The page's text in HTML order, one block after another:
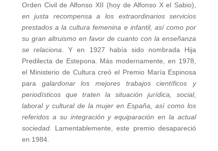
Orden Civil de Alfonso XII (hoy de Alfonso X el Sabio),
en justa recompensa a los extraordinarios servicios
prestados a la cultura femenina e infantil, así como por
su gran altruismo en favor de cuanto con la enseñanza
se relaciona . Y en 1927 había sido nombrada Hija
Predilecta de Estepona. Más modernamente, en 1978,
el Ministerio de Cultura creó el Premio María Espinosa
para galardonar los mejores trabajos científicos y
periodísticos que traten la situación jurídica, social,
laboral y cultural de la mujer en España, así como los
referidos a su integración y equiparación en la actual
sociedad. Lamentablemente, este premio desapareció
en 1984.